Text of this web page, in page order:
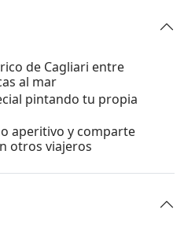
de Cagliari entre
al mar
pintando tu propia
aperitivo y comparte
otros viajeros